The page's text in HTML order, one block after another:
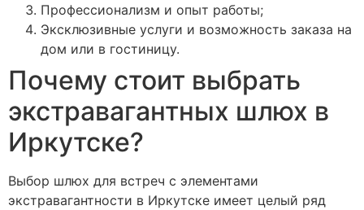
Профессионализм и опыт работы;
Эксклюзивные услуги и возможность заказа на
дом или в гостиницу.
Почему стоит выбрать
экстравагантных шлюх в
Иркутске?
Выбор шлюх для встреч с элементами
экстравагантности в Иркутске имеет целый ряд